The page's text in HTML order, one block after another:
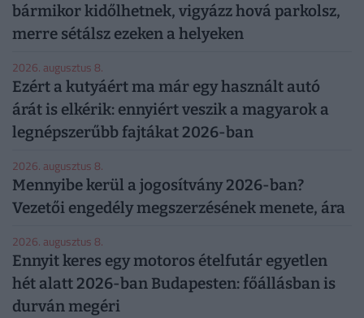
bármikor kidőlhetnek, vigyázz hová parkolsz,
merre sétálsz ezeken a helyeken
2026. augusztus 8.
Ezért a kutyáért ma már egy használt autó
árát is elkérik: ennyiért veszik a magyarok a
legnépszerűbb fajtákat 2026-ban
2026. augusztus 8.
Mennyibe kerül a jogosítvány 2026-ban?
Vezetői engedély megszerzésének menete, ára
2026. augusztus 8.
Ennyit keres egy motoros ételfutár egyetlen
hét alatt 2026-ban Budapesten: főállásban is
durván megéri